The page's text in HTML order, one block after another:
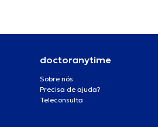
doctoranytime
Sobre nós
Precisa de ajuda?
Teleconsulta